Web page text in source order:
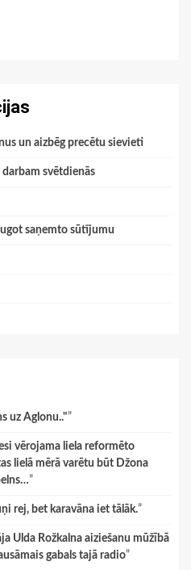
un aizbēg precētu sievieti
svētdienās
saņemto sūtījumu
uz Aglonu.."”
vērojama liela reformēto
lielā mērā varētu būt Džona
”
rej, bet karavāna iet tālāk.”
Ulda Rožkalna aiziešanu mūžībā
gabals tajā radio”